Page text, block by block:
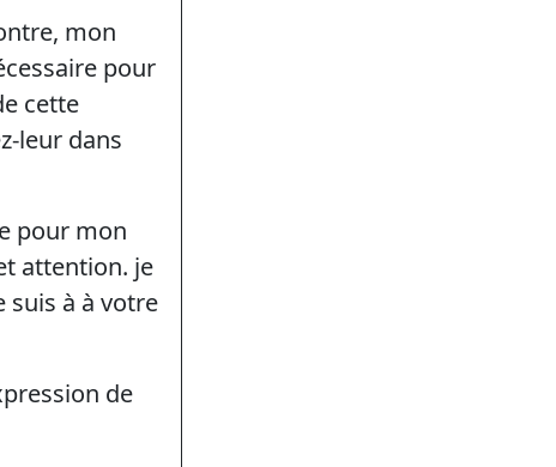
mon
pour
cette
leur dans
pour mon
attention. je
suis à à votre
de